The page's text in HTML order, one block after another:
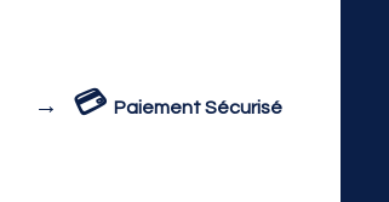
→ 💳Paiement Sécurisé